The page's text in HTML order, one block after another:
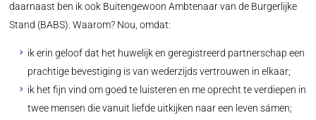
daarnaast ben ik ook Buitengewoon Ambtenaar van de Burgerlijke
Stand (BABS). Waarom? Nou, omdat:
ik erin geloof dat het huwelijk en geregistreerd partnerschap een
prachtige bevestiging is van wederzijds vertrouwen in elkaar;
ik het fijn vind om goed te luisteren en me oprecht te verdiepen in
twee mensen die vanuit liefde uitkijken naar een leven sámen;